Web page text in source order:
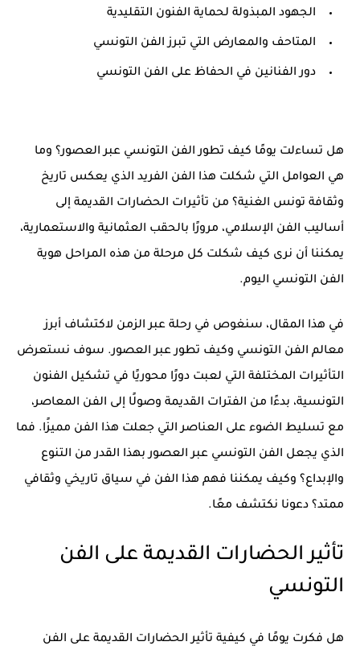
الجهود المبذولة لحماية الفنون التقليدية
المتاحف والمعارض التي تبرز الفن التونسي
دور الفنانين في الحفاظ على الفن التونسي
هل تساءلت يومًا كيف تطورالفن التونسي عبر العصور؟ وما
هي العوامل التي شكلت هذا الفن الفريد الذي يعكس تاريخ
وثقافة تونس الغنية؟ من تأثيرات الحضارات القديمة إلى
أساليب الفن الإسلامي، مرورًا بالحقب العثمانية والاستعمارية،
يمكننا أن نرى كيف شكلت كل مرحلة من هذه المراحل هوية
الفن التونسي اليوم.
في هذا المقال، سنغوص في رحلة عبر الزمن لاكتشاف أبرز
معالم الفن التونسي وكيف تطور عبر العصور. سوف نستعرض
التأثيرات المختلفة التي لعبت دورًا محوريًا في تشكيل الفنون
التونسية، بدءًا من الفترات القديمة وصولًا إلى الفن المعاصر،
مع تسليط الضوء على العناصر التي جعلت هذا الفن مميزًا. فما
الذي يجعل الفن التونسي عبر العصوربهذا القدر من التنوع
والإبداع؟ وكيف يمكننا فهم هذا الفن في سياق تاريخي وثقافي
ممتد؟ دعونا نكتشف معًا.
تأثير الحضارات القديمة على الفن
التونسي
هل فكرت يومًا في كيفية تأثير الحضارات القديمة على الفن